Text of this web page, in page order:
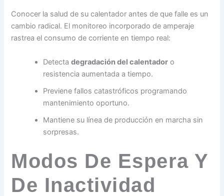
Conocer la salud de su calentador antes de que falle es un
cambio radical. El monitoreo incorporado de amperaje
rastrea el consumo de corriente en tiempo real:
Detectadegradación del calentador o
resistencia aumentada a tiempo.
Previene fallos catastróficos programando
mantenimiento oportuno.
Mantiene su línea de producción en marcha sin
sorpresas.
Modos De Espera Y
De Inactividad